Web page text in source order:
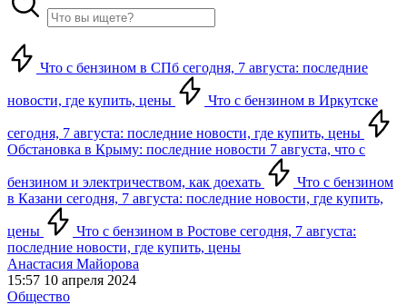
Что с бензином в СПб сегодня, 7 августа: последние
новости, где купить, цены Что с бензином в Иркутске
сегодня, 7 августа: последние новости, где купить, цены
Обстановка в Крыму: последние новости 7 августа, что с
бензином и электричеством, как доехать
Что с бензином
в Казани сегодня, 7 августа: последние новости, где купить,
цены
Что с бензином в Ростове сегодня, 7 августа:
последние новости, где купить, цены
Анастасия Майорова
15:57 10 апреля 2024
Общество